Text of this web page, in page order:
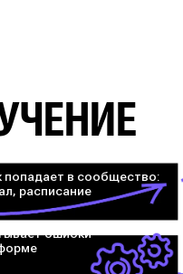
попадает в сообщество:
расписание
ошибки